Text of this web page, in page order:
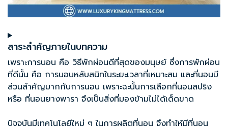
สาระสำคัญภายในบทความ
เพราะการนอน คือ วิธีพักผ่อนดีที่สุดของมนุษย์ ซึ่งการพักผ่อน
ที่ดีนั้น คือ การนอนหลับสนิทในระยะเวลาที่เหมาะสม และที่นอนมี
ส่วนสำคัญมากกับการนอน เพราะฉะนั้นการเลือกที่นอนสปริง
หรือ ที่นอนยางพารา จึงเป็นสิ่งที่มองข้ามไม่ได้เด็ดขาด
ปัจจุบันมีเทคโนโลยีใหม่ ๆ ในการผลิตที่นอน จึงทำให้มีที่นอน